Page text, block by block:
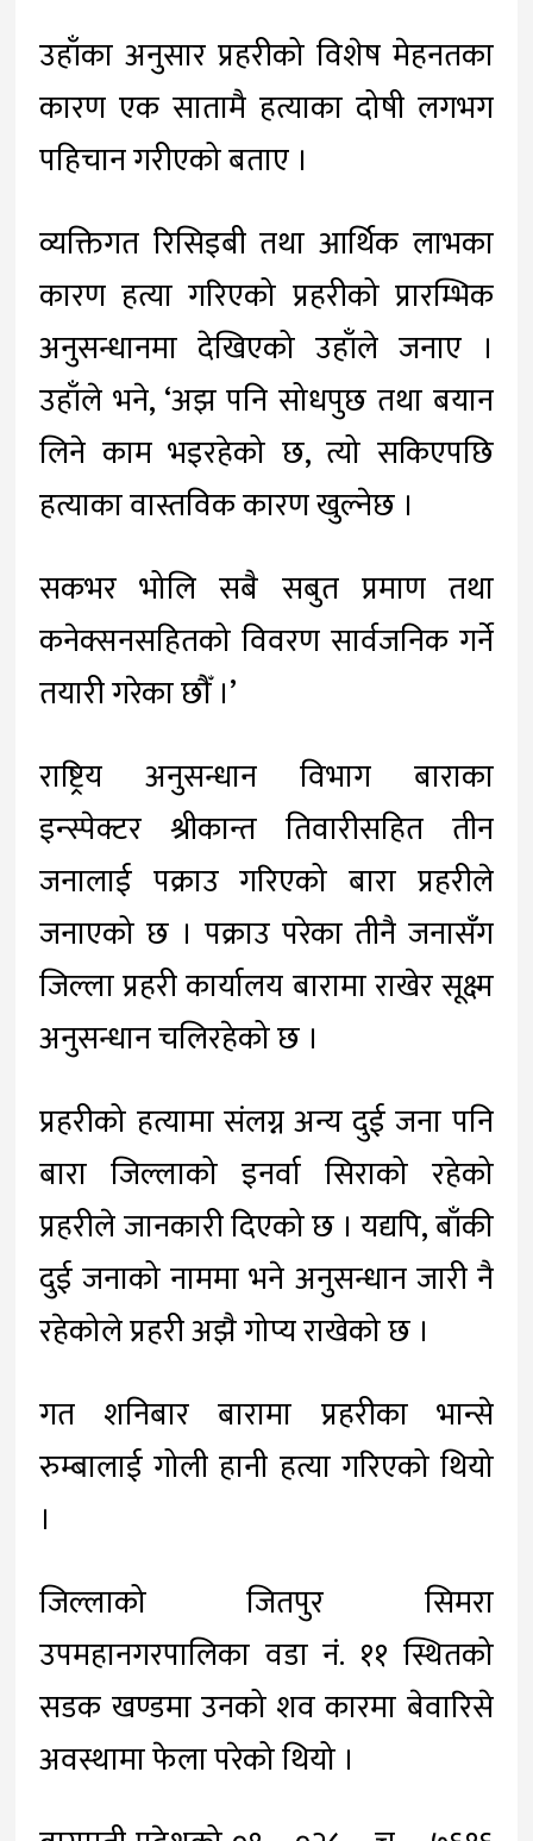
उहाँका अनुसार प्रहरीको विशेष मेहनतका
कारण एक सातामै हत्याका दोषी लगभग
पहिचान गरीएको बताए ।
व्यक्तिगत रिसिइबी तथा आर्थिक लाभका
कारण हत्या गरिएको प्रहरीको प्रारम्भिक
अनुसन्धानमा देखिएको उहाँले जनाए ।
उहाँले भने, ‘अझ पनि सोधपुछ तथा बयान
लिने काम भइरहेको छ, त्यो सकिएपछि
हत्याका वास्तविक कारण खुल्नेछ ।
सकभर भोलि सबै सबुत प्रमाण तथा
कनेक्सनसहितको विवरण सार्वजनिक गर्ने
तयारी गरेका छौँ ।’
राष्ट्रिय अनुसन्धान विभाग बाराका
इन्स्पेक्टर श्रीकान्त तिवारीसहित तीन
जनालाई पक्राउ गरिएको बारा प्रहरीले
जनाएको छ । पक्राउ परेका तीनै जनासँग
जिल्ला प्रहरी कार्यालय बारामा राखेर सूक्ष्म
अनुसन्धान चलिरहेको छ ।
प्रहरीको हत्यामा संलग्न अन्य दुई जना पनि
बारा जिल्लाको इनर्वा सिराको रहेको
प्रहरीले जानकारी दिएको छ । यद्यपि, बाँकी
दुई जनाको नाममा भने अनुसन्धान जारी नै
रहेकोले प्रहरी अझै गोप्य राखेको छ ।
गत शनिबार बारामा प्रहरीका भान्से
रुम्बालाई गोली हानी हत्या गरिएको थियो
।
जिल्लाको जितपुर सिमरा
उपमहानगरपालिका वडा नं. ११ स्थितको
सडक खण्डमा उनको शव कारमा बेवारिसे
अवस्थामा फेला परेको थियो ।